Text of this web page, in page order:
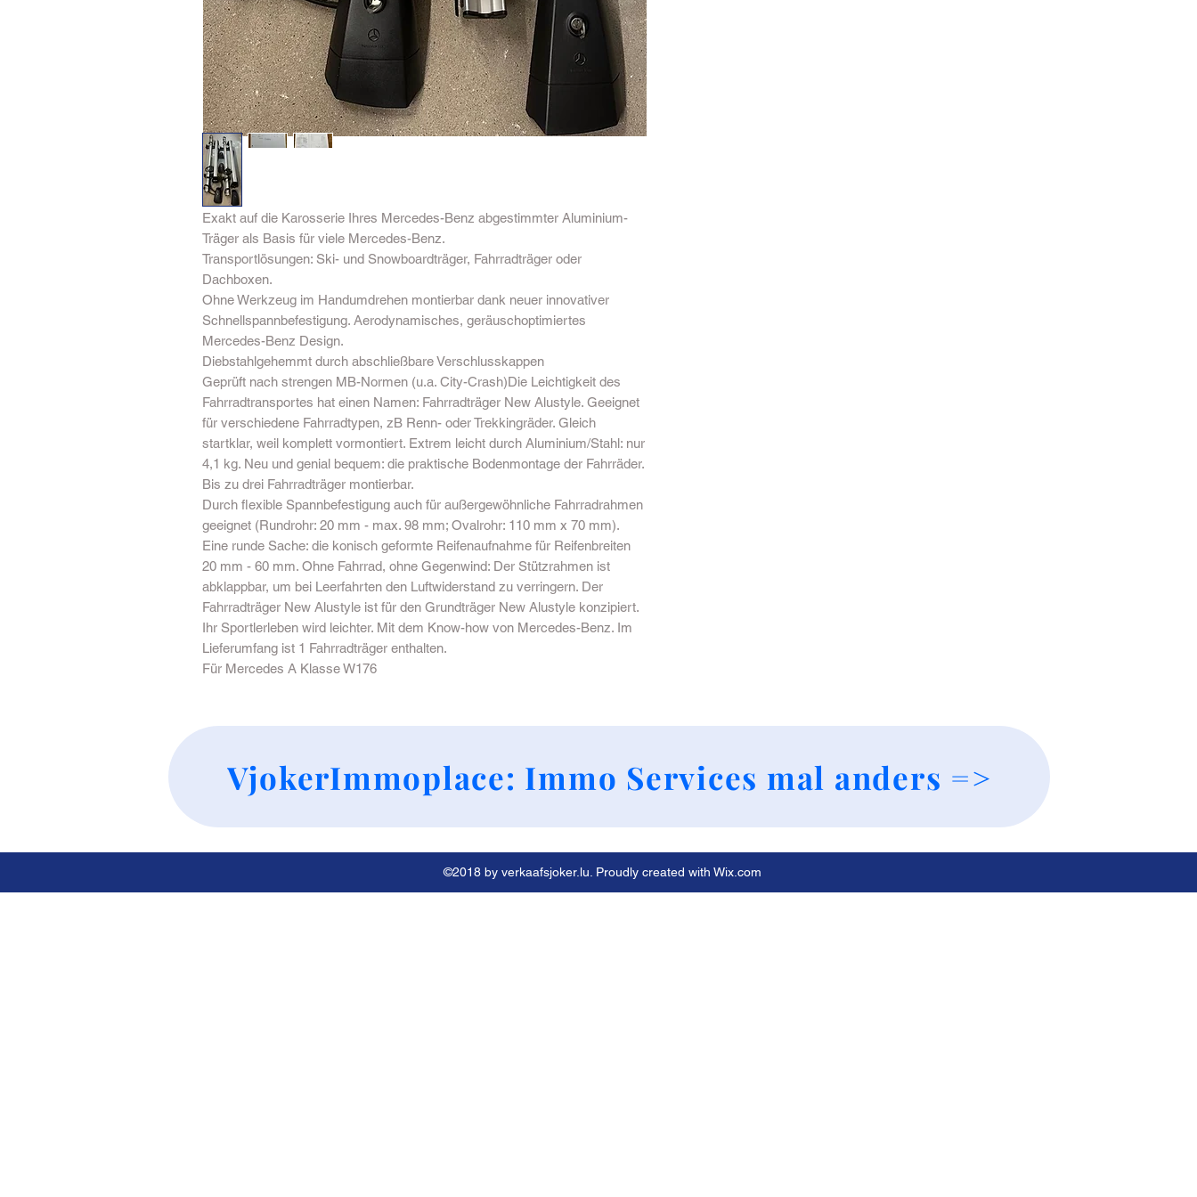
Exakt auf die Karosserie Ihres Mercedes-Benz abgestimmter Aluminium-
Träger als Basis für viele Mercedes-Benz.
Transportlösungen: Ski- und Snowboardträger, Fahrradträger oder
Dachboxen.
Ohne Werkzeug im Handumdrehen montierbar dank neuer innovativer
Schnellspannbefestigung. Aerodynamisches, geräuschoptimiertes
Mercedes-Benz Design.
Diebstahlgehemmt durch abschließbare Verschlusskappen
Geprüft nach strengen MB-Normen (u.a. City-Crash)Die Leichtigkeit des
Fahrradtransportes hat einen Namen: Fahrradträger New Alustyle. Geeignet
für verschiedene Fahrradtypen, zB Renn- oder Trekkingräder. Gleich
startklar, weil komplett vormontiert. Extrem leicht durch Aluminium/Stahl: nur
4,1 kg. Neu und genial bequem: die praktische Bodenmontage der Fahrräder.
Bis zu drei Fahrradträger montierbar.
Durch flexible Spannbefestigung auch für außergewöhnliche Fahrradrahmen
geeignet (Rundrohr: 20 mm - max. 98 mm; Ovalrohr: 110 mm x 70 mm).
Eine runde Sache: die konisch geformte Reifenaufnahme für Reifenbreiten
20 mm - 60 mm. Ohne Fahrrad, ohne Gegenwind: Der Stützrahmen ist
abklappbar, um bei Leerfahrten den Luftwiderstand zu verringern. Der
Fahrradträger New Alustyle ist für den Grundträger New Alustyle konzipiert.
Ihr Sportlerleben wird leichter. Mit dem Know-how von Mercedes-Benz. Im
Lieferumfang ist 1 Fahrradträger enthalten.
Für Mercedes A Klasse W176
VjokerImmoplace: Immo Services mal anders =>
©2018 by verkaafsjoker.lu. Proudly created with Wix.com